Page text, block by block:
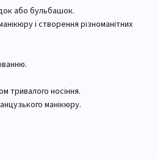
або бульбашок.
і створення різноманітних
тривалого носіння.
манікюру.